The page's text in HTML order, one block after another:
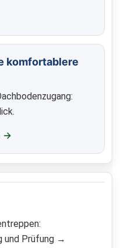
komfortablere
→
und Prüfung →